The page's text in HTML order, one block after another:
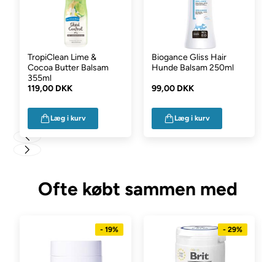
TropiClean Lime &
Cocoa Butter Balsam
355ml
119,00 DKK
Læg i kurv
Biogance Gliss Hair
Hunde Balsam 250ml
99,00 DKK
Læg i kurv
Ofte købt sammen med
- 19% - 29%